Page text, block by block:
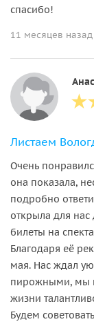
спасибо!
11 месяцев назад
Листаем
Очень
она показала,
подробно
открыла для нас
билеты на
Благодаря её
мая. Нас ждал
пирожными, мы
жизни
Будем